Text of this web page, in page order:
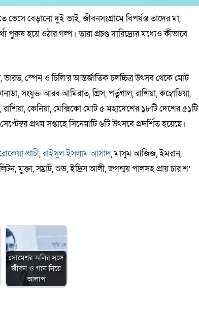
ভেসে বেড়ানো দুই ভাই, জীবনসংগ্রামে বিপর্যস্ত তাদের মা,
পুরুষ হয়ে ওঠার গল্প। তারা প্রচণ্ড দারিদ্র্যের মধ্যেও কীভাবে
ভারত, স্পেন ও চিলি’র আন্তর্জাতিক চলচ্চিত্র উৎসব থেকে মোট
সংযুক্ত আরব আমিরাত, গ্রিস, পর্তুগাল, রাশিয়া, কম্বোডিয়া,
কেনিয়া, মেক্সিকো মোট ৫ মহাদেশের ১৮টি দেশের ৫১টি
প্রথম সপ্তাহে সিনেমাটি ৬টি উৎসবে প্রদর্শিত হয়েছে।
প্রাচী,রাইসুল ইসলাম আসাদ, মাসুম আজিজ, ইমরান,
মুক্তা, সম্রাট, শুভ, ইদ্রিস আলী, জগন্ময় পালসহ প্রায় চার শ’
সোমেশ্বর অলির সঙ্গে
জীবন ও গান নিয়ে
আলাপ